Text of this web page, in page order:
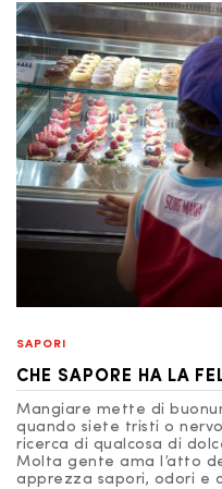
SAPORI
CHE SAPORE HA LA
Mangiare mette di
quando siete tristi o
ricerca di qualcosa di
Molta gente ama l’atto
apprezza sapori, odori e